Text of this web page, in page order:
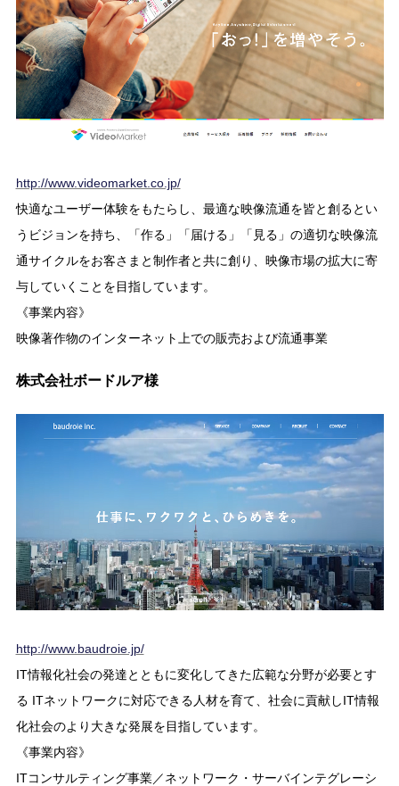
http://www.videomarket.co.jp/
快適なユーザー体験をもたらし、最適な映像流通を皆と創るとい
うビジョンを持ち、「作る」「届ける」「見る」の適切な映像流
通サイクルをお客さまと制作者と共に創り、映像市場の拡大に寄
与していくことを目指しています。
《事業内容》
映像著作物のインターネット上での販売および流通事業
株式会社ボードルア様
http://www.baudroie.jp/
IT情報化社会の発達とともに変化してきた広範な分野が必要とす
る ITネットワークに対応できる人材を育て、社会に貢献しIT情報
化社会のより大きな発展を目指しています。
《事業内容》
ITコンサルティング事業／ネットワーク・サーバインテグレーシ